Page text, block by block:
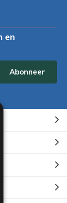
en
Abonneer